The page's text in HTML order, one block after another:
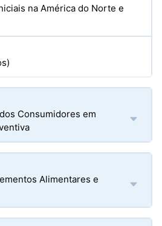
na América do Norte e
Consumidores em
Alimentares e